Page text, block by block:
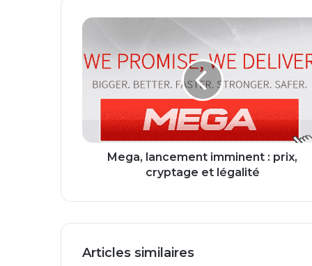
M
g
a
c
n
m
Mega, lancement imminent : prix,
cryptage et légalité
Articles similaires